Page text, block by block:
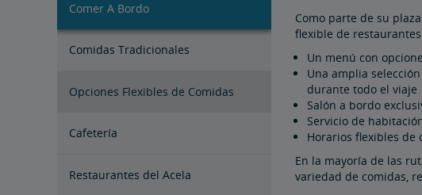
Plazas de Habitaciones Privadas
Plazas de Asientos
Comer A Bordo
Comidas Tradicionales
Opciones Flexibles de Comidas
Cafetería
Restaurantes del Acela
Como parte de su
flexible de
Un menú con
Una amplia
durante todo el viaje
Salón a bordo
Servicio de
Horarios flexibles de
En la mayoría de las
variedad de comidas,